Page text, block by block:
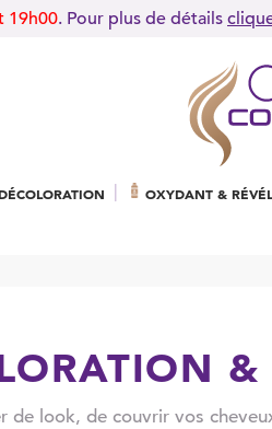
19h00. Pour plus de détails
OXYDANT &
de look, de couvrir vos